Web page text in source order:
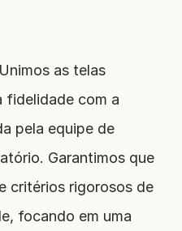
Unimos as telas
fidelidade com a
pela equipe de
Garantimos que
critérios rigorosos de
focando em uma